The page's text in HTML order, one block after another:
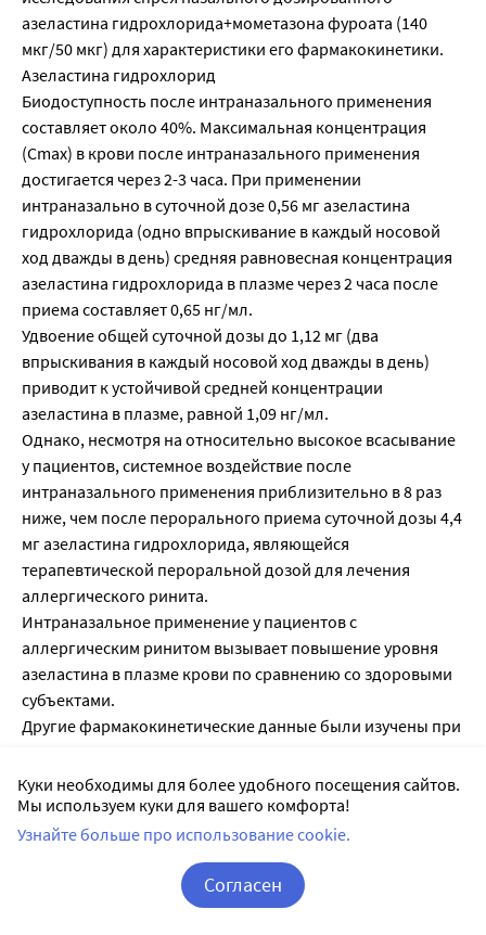
азеластина гидрохлорида+мометазона фуроата (140
мкг/50 мкг) для характеристики его фармакокинетики.
Азеластина гидрохлорид
Биодоступность после интраназального применения
составляет около 40%. Максимальная концентрация
(Cmax) в крови после интраназального применения
достигается через 2-3 часа. При применении
интраназально в суточной дозе 0,56 мг азеластина
гидрохлорида (одно впрыскивание в каждый носовой
ход дважды в день) средняя равновесная концентрация
азеластина гидрохлорида в плазме через 2 часа после
приема составляет 0,65 нг/мл.
Удвоение общей суточной дозы до 1,12 мг (два
впрыскивания в каждый носовой ход дважды в день)
приводит к устойчивой средней концентрации
азеластина в плазме, равной 1,09 нг/мл.
Однако, несмотря на относительно высокое всасывание
у пациентов, системное воздействие после
интраназального применения приблизительно в 8 раз
ниже, чем после перорального приема суточной дозы 4,4
мг азеластина гидрохлорида, являющейся
терапевтической пероральной дозой для лечения
аллергического ринита.
Интраназальное применение у пациентов с
аллергическим ринитом вызывает повышение уровня
азеластина в плазме крови по сравнению со здоровыми
субъектами.
Другие фармакокинетические данные были изучены при
Связь с белками крови 80-90%.
Метаболизируется в печени путем окисления с участием
системы цитохрома P450 с образованием активного
почками в виде неактивных метаболитов.
Период полувыведения (T1/2) азеластина - около 20
Куки необходимы для более удобного посещения сайтов.
Мы используем куки для вашего комфорта!
Узнайте больше про использование cookie.
Согласен